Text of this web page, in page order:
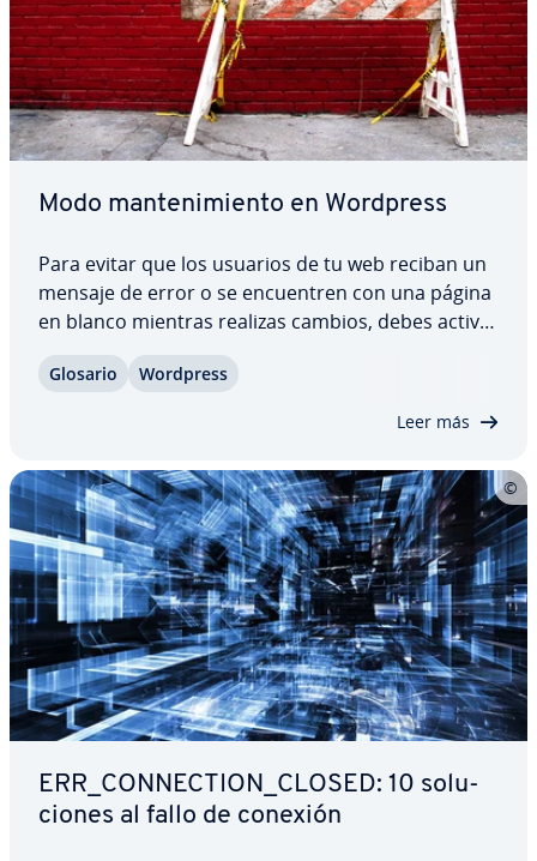
Modo ma­n­te­ni­mie­n­to en Wordpress
Para evitar que los usuarios de tu web reciban un
mensaje de error o se en­cue­n­tren con una página
en blanco mientras realizas cambios, debes activar
poner WordPress en ma­n­te­ni­mie­n­to, crearás una
Glosario Wordpress
Leer más
ERR_CO­N­NE­C­TION_CLOSED: 10 so­lu­
cio­nes al fallo de conexión